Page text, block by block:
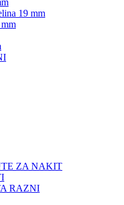
19 mm
ZA NAKIT
RAZNI